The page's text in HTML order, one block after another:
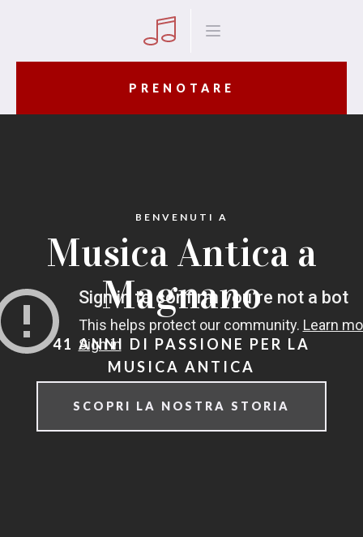
PRENOTARE
BENVENUTI A
Musica Antica a
Magnano
41 ANNI DI PASSIONE PER LA
MUSICA ANTICA
SCOPRI LA NOSTRA STORIA